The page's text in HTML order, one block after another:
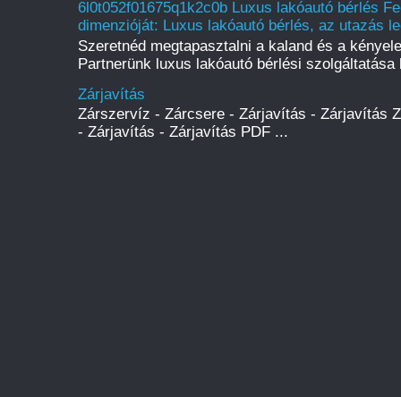
6l0t052f01675q1k2c0b Luxus lakóautó bérlés
dimenzióját: Luxus lakóautó bérlés, az utazás
Szeretnéd megtapasztalni a kaland és a
Partnerünk luxus lakóautó bérlési
Zárjavítás
Zárszervíz - Zárcsere - Zárjavítás - Zárjavítás
- Zárjavítás - Zárjavítás PDF ...